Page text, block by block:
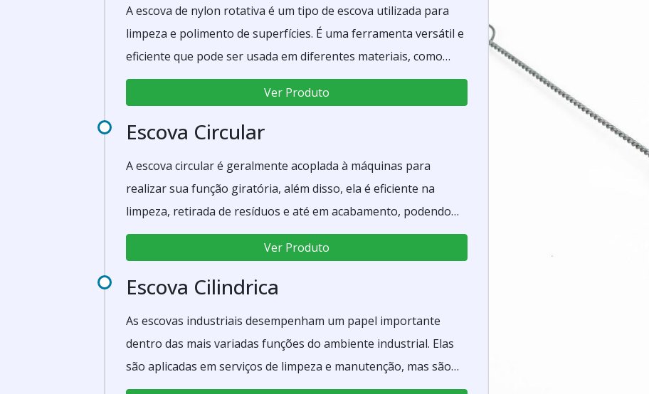
A escova de nylon rotativa é um tipo de escova utilizada para
limpeza e polimento de superfícies. É uma ferramenta versátil e
eficiente que pode ser usada em diferentes materiais, como
madeira, metal, plástico e vidro.
Ver Produto
Escova Circular
A escova circular é geralmente acoplada à máquinas para
realizar sua função giratória, além disso, ela é eficiente na
limpeza, retirada de resíduos e até em acabamento, podendo
também ser utilizada em várias outras aplicações. As escovas
circulares podem ser construídas com materiais e em formas
variadas, com é o caso da escova circular de nylon.
Ver Produto
Escova Cilindrica
As escovas industriais desempenham um papel importante
dentro das mais variadas funções do ambiente industrial. Elas
são aplicadas em serviços de limpeza e manutenção, mas são
igualmente úteis em serviços como: remoção de rebarbas,